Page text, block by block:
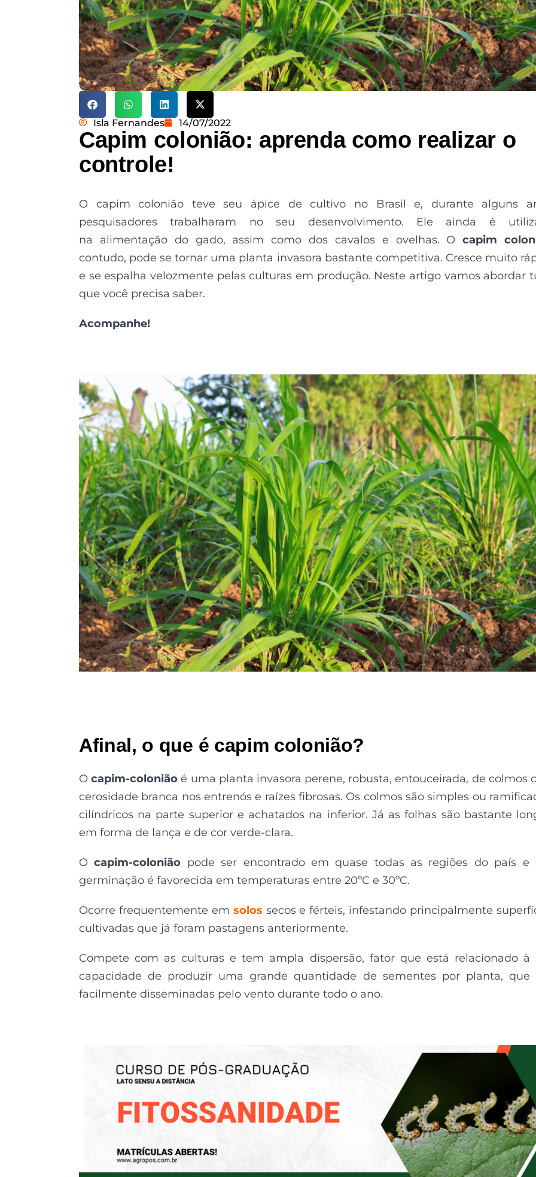
Isla Fernandes 14/07/2022
Capim colonião: aprenda como realizar o
controle!
O capim colonião teve seu ápice de cultivo no Brasil e, durante alguns
pesquisadores trabalharam no seu desenvolvimento. Ele ainda é
na alimentação do gado, assim como dos cavalos e ovelhas. O capim
contudo, pode se tornar uma planta invasora bastante competitiva. Cresce muito
e se espalha velozmente pelas culturas em produção. Neste artigo vamos abordar
que você precisa saber.
Acompanhe!
Afinal, o que é capim colonião?
Ocapim-colonião é uma planta invasora perene, robusta, entouceirada, de colmos
cerosidade branca nos entrenós e raízes fibrosas. Os colmos são simples ou
cilíndricos na parte superior e achatados na inferior. Já as folhas são bastante
em forma de lança e de cor verde-clara.
Ocapim-colonião pode ser encontrado em quase todas as regiões do país e
germinação é favorecida em temperaturas entre 20ºC e 30ºC.
Ocorre frequentemente em solos secos e férteis, infestando principalmente
cultivadas que já foram pastagens anteriormente.
Compete com as culturas e tem ampla dispersão, fator que está relacionado à
capacidade de produzir uma grande quantidade de sementes por planta, que
facilmente disseminadas pelo vento durante todo o ano.